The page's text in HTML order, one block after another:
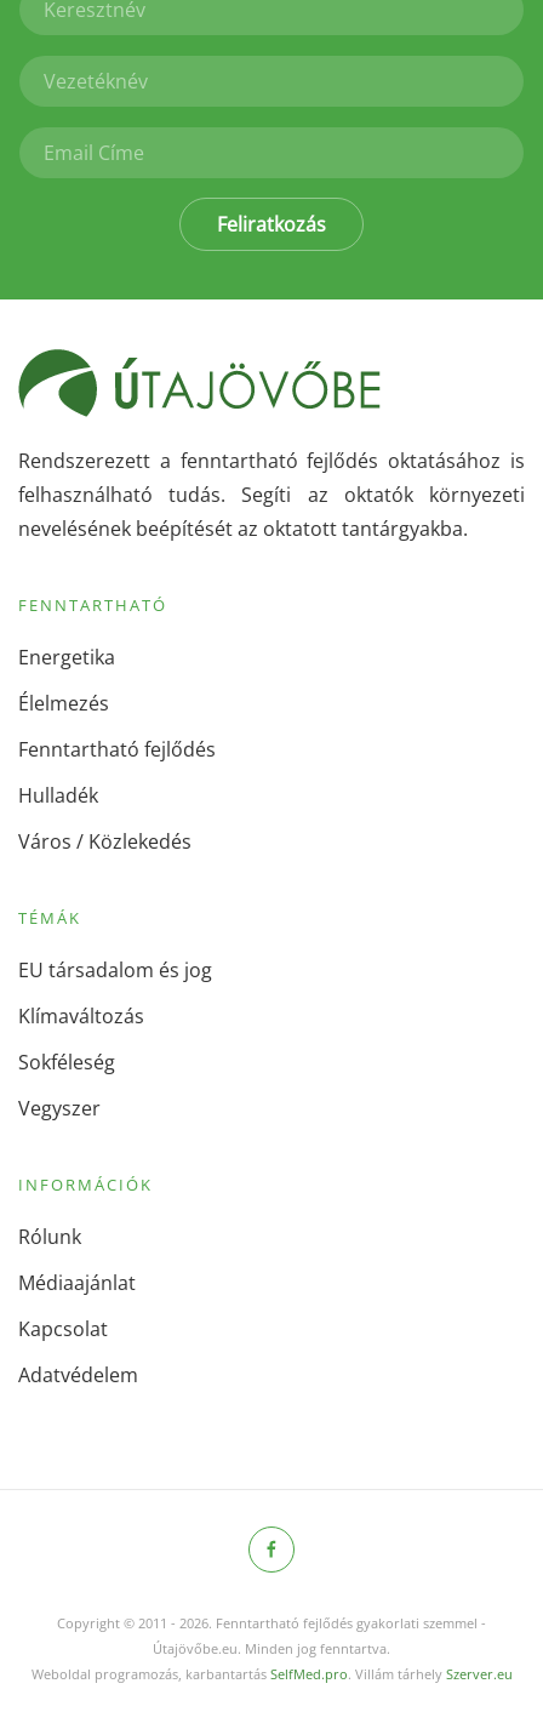
Feliratkozás
Rendszerezett a fenntartható fejlődés oktatásához is
felhasználható tudás. Segíti az oktatók környezeti
nevelésének beépítését az oktatott tantárgyakba.
FENNTARTHATÓ
Energetika
Élelmezés
Fenntartható fejlődés
Hulladék
Város / Közlekedés
TÉMÁK
EU társadalom és jog
Klímaváltozás
Sokféleség
Vegyszer
INFORMÁCIÓK
Rólunk
Médiaajánlat
Kapcsolat
Adatvédelem
Copyright © 2011 - 2026. Fenntartható fejlődés gyakorlati szemmel -
Útajövőbe.eu. Minden jog fenntartva.
Weboldal programozás, karbantartás SelfMed.pro. Villám tárhely Szerver.eu